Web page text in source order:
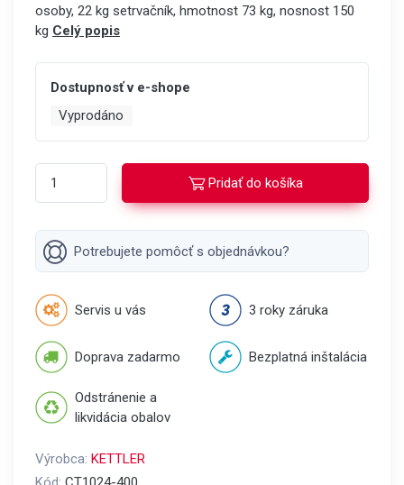
osoby, 22 kg setrvačník, hmotnost 73 kg, nosnost 150
kg Celý popis
Dostupnosť v e-shope
Vyprodáno
Pridať do košíka
Potrebujete pomôcť s objednávkou?
Servis u vás 3 roky záruka
Doprava zadarmo Bezplatná inštalácia
Odstránenie a
likvidácia obalov
Výrobca: KETTLER